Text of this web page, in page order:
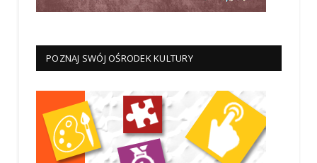
POZNAJ SWÓJ OŚRODEK KULTURY